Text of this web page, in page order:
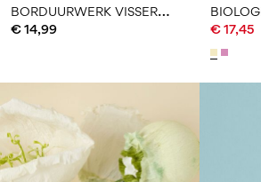
B
ORDUURWERK VISSERSHOED
€ 14,99 € 17,45